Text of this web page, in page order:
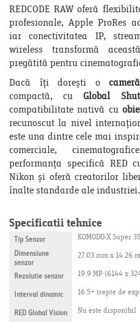
REDCODE RAW oferă
profesionale, Apple ProRes
iar conectivitatea IP,
wireless transformă
pregătită pentru
Dacă îți dorești o
compactă, cuGlobal
compatibilitate nativă cu
recunoscut la nivel
este una dintre cele mai
comerciale,
performanța specifică RED
Nikon și oferă creatorilor
înalte standarde ale industriei.
Specificatii tehnice
Tip Senzor KOMODO-X Super
Dimensiune
senzor 27.03 mm x 14.26
Rezolutie senzor 19.9 MP (6144 x
Interval dinamic 16.5+ trepte de
RED Global Vision Nu este disponibil